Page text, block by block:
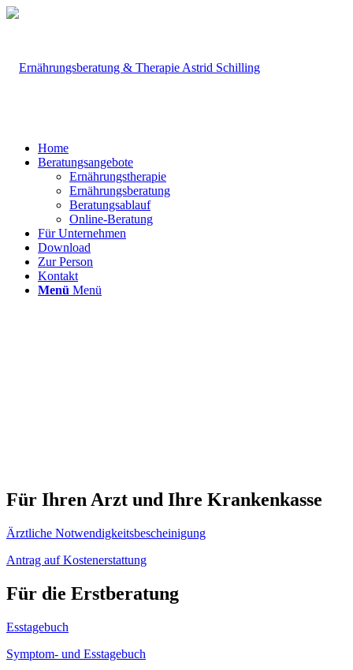
Home
Beratungsangebote
Ernährungstherapie
Ernährungsberatung
Beratungsablauf
Online-Beratung
Für Unternehmen
Download
Zur Person
Kontakt
Menü Menü
Für Ihren Arzt und Ihre Krankenkasse
Ärztliche Notwendigkeitsbescheinigung
Antrag auf Kostenerstattung
Für die Erstberatung
Esstagebuch
Symptom- und Esstagebuch